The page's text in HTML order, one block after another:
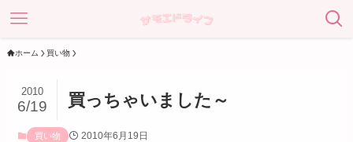
ホーム 買い物
買っちゃいました～
2010
6/19
買い物 2010年6月19日